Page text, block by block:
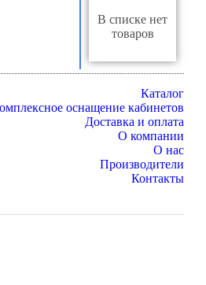
В списке нет
товаров
Каталог
оснащение кабинетов
Доставка и оплата
О компании
О нас
Производители
Контакты